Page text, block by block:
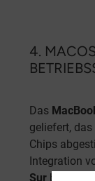
4.
Das
geliefert,
Chips
Integration
Sur bietet